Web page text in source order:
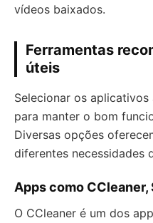
vídeos baixados.
Ferramentas
úteis
Selecionar os
para manter o bom
Diversas opções
diferentes necessidades
Apps como CCleaner,
O CCleaner é um dos